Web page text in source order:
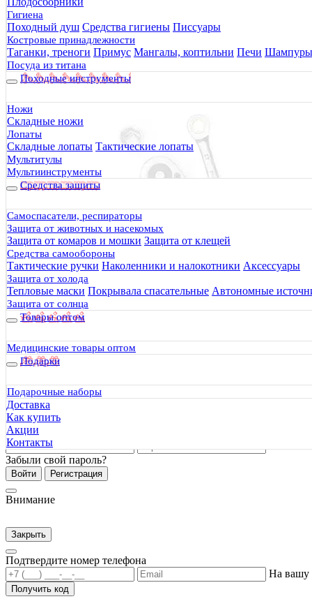
Гигиена
Походный душ Средства гигиены Писсуары
Костровые принадлежности
Таганки, треноги Примус Мангалы, коптильни Печи Шампуры
Посуда из титана
Походные инструменты
Ножи
Складные ножи
Лопаты
Складные лопаты Тактические лопаты
Мультитулы
Мультиинструменты
Средства защиты
Самоспасатели, респираторы
Защита от животных и насекомых
Защита от комаров и мошки Защита от клещей
Средства самообороны
Тактические ручки Наколенники и налокотники Аксессуары
Защита от холода
Тепловые маски Покрывала спасательные Автономные
Защита от солнца
Товары оптом
Медицинские товары оптом
Подарки
Подарочные наборы
Доставка
Как купить
Акции
Контакты
Мы в социальных сетях
8 (800) 302-25-24
ПН 0900 00
ВТ-ПТ 0900- 2000 (МСК)
СБ 1000- 1800(МСК)
ВС - выходной
info@bready.ru
Все материалы на сайте являются собственностью владельца
© Будь готов, 2011 - 2026. Товары для выживания, походное
© Будь готов,2011 - 2026.
Политика конфиденциальности
Регистрация
*
Я соглашаюсь с политикой
Регистрация
Вход
Забыли свой пароль?
Войти Регистрация
Внимание
Закрыть
Подтвердите номер телефона
На вашу
Получить код